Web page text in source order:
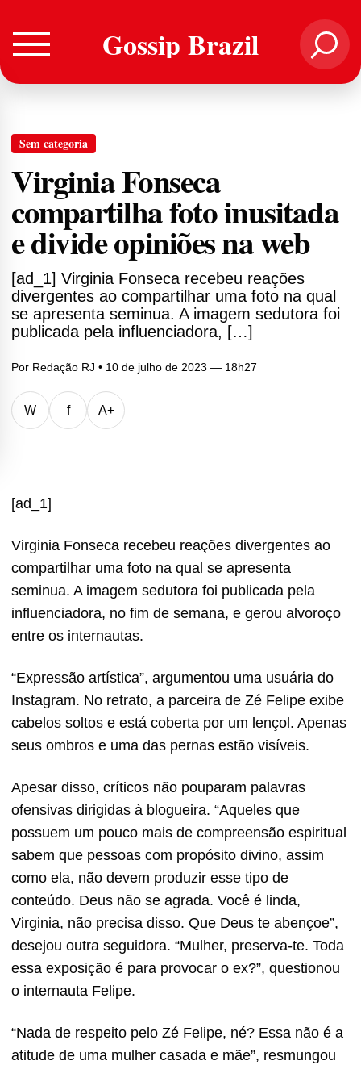
Gossip Brazil
Sem categoria
Virginia Fonseca
compartilha foto inusitada
e divide opiniões na web
[ad_1] Virginia Fonseca recebeu reações
divergentes ao compartilhar uma foto na qual
se apresenta seminua. A imagem sedutora foi
publicada pela influenciadora, […]
Por Redação RJ • 10 de julho de 2023 — 18h27
W f A+
[ad_1]
Virginia Fonseca recebeu reações divergentes ao
compartilhar uma foto na qual se apresenta
seminua. A imagem sedutora foi publicada pela
influenciadora, no fim de semana, e gerou alvoroço
entre os internautas.
“Expressão artística”, argumentou uma usuária do
Instagram. No retrato, a parceira de Zé Felipe exibe
cabelos soltos e está coberta por um lençol. Apenas
seus ombros e uma das pernas estão visíveis.
Apesar disso, críticos não pouparam palavras
ofensivas dirigidas à blogueira. “Aqueles que
possuem um pouco mais de compreensão espiritual
sabem que pessoas com propósito divino, assim
como ela, não devem produzir esse tipo de
conteúdo. Deus não se agrada. Você é linda,
Virginia, não precisa disso. Que Deus te abençoe”,
desejou outra seguidora. “Mulher, preserva-te. Toda
essa exposição é para provocar o ex?”, questionou
o internauta Felipe.
“Nada de respeito pelo Zé Felipe, né? Essa não é a
atitude de uma mulher casada e mãe”, resmungou